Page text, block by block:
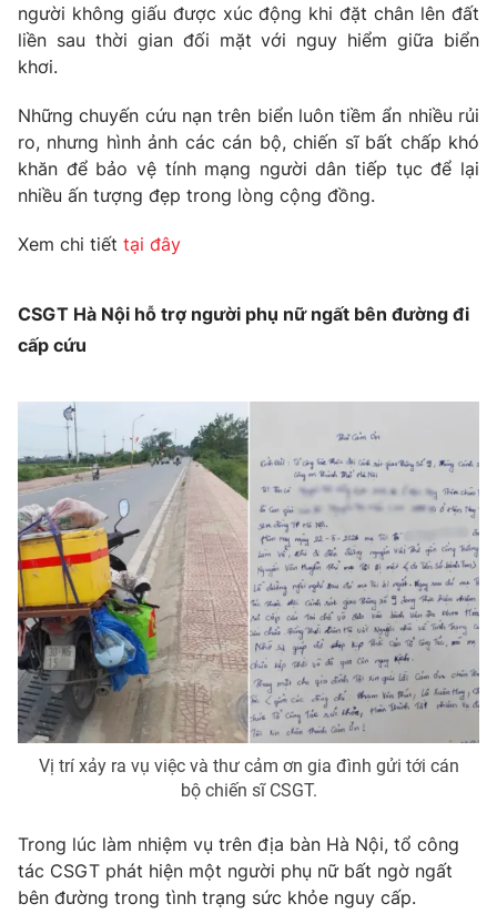
người không giấu được xúc động khi đặt chân lên đất
liền sau thời gian đối mặt với nguy hiểm giữa biển
khơi.
Những chuyến cứu nạn trên biển luôn tiềm ẩn nhiều rủi
ro, nhưng hình ảnh các cán bộ, chiến sĩ bất chấp khó
khăn để bảo vệ tính mạng người dân tiếp tục để lại
nhiều ấn tượng đẹp trong lòng cộng đồng.
Xem chi tiết tại đây
CSGT Hà Nội hỗ trợ người phụ nữ ngất bên đường đi
cấp cứu
Vị trí xảy ra vụ việc và thư cảm ơn gia đình gửi tới cán
bộ chiến sĩ CSGT.
Trong lúc làm nhiệm vụ trên địa bàn Hà Nội, tổ công
tác CSGT phát hiện một người phụ nữ bất ngờ ngất
bên đường trong tình trạng sức khỏe nguy cấp.